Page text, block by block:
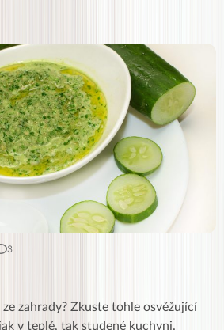
3
zahrady? Zkuste tohle osvěžující
v teplé, tak studené kuchyni.